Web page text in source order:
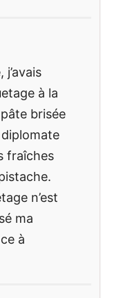
à la
brisée
diplomate
fraîches
n’est
ma
à